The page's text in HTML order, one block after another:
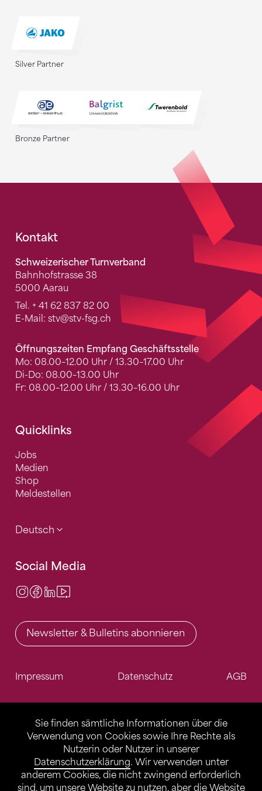
Sie finden sämtliche Informationen über die
Verwendung von Cookies sowie Ihre Rechte als
Nutzerin oder Nutzer in unserer
Datenschutzerklärung. Wir verwenden unter
anderem Cookies, die nicht zwingend erforderlich
sind, um unsere Website zu nutzen, aber die Website
Silver Partner
Bronze Partner
Fusszeile
Kontakt
Schweizerischer Turnverband
Bahnhofstrasse 38
5000 Aarau
Tel. + 41 62 837 82 00
E-Mail: stv@stv-fsg.ch
Öffnungszeiten Empfang Geschäftsstelle
Mo: 08.00–12.00 Uhr / 13.30–17.00 Uhr
Di-Do: 08.00–13.00 Uhr
Fr: 08.00–12.00 Uhr / 13.30–16.00 Uhr
Quicklinks
Jobs
Medien
Shop
Meldestellen
Deutsch
Social Media
Instagram
Facebook
LinkedIn
Newsletter & Bulletins abonnieren
Impressum Datenschutz AGB